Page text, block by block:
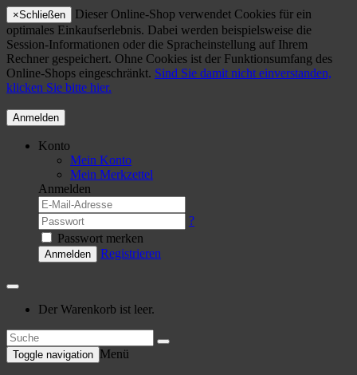
×Schließen
Dieser Online-Shop verwendet Cookies für ein
optimales Einkaufserlebnis. Dabei werden beispielsweise die
Session-Informationen oder die Spracheinstellung auf Ihrem
Rechner gespeichert. Ohne Cookies ist der Funktionsumfang des
Online-Shops eingeschränkt. Sind Sie damit nicht einverstanden,
klicken Sie bitte hier.
Anmelden
Konto
Mein Konto
Mein Merkzettel
Anmelden
?
Passwort merken
Anmelden Registrieren
Der Warenkorb ist leer.
Toggle navigation Menü